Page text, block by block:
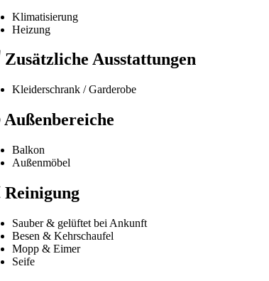
Klimatisierung
Heizung
Zusätzliche Ausstattungen
Kleiderschrank / Garderobe
Außenbereiche
Balkon
Außenmöbel
Reinigung
Sauber & gelüftet bei Ankunft
Besen & Kehrschaufel
Mopp & Eimer
Seife